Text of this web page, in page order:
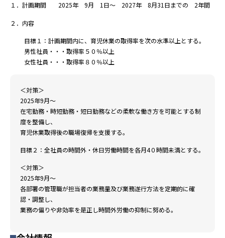
１．計画期間 2025年 9月 1日～ 2027年 8月31日までの 2年間
２．内容
目標１：計画期間内に、育児休業の取得率を次の水準以上とする。
男性社員・・・取得率５０％以上
女性社員・・・取得率８０％以上
＜対策＞
2025年9月～
在宅勤務・時短勤務・短日勤務などの柔軟な働き方を可能とする制
度を整備し、
育児休業取得後の職場復帰を支援する。
目標２：全社員の時間外・休日労働時間を各月4０時間未満とする。
＜対策＞
2025年9月～
各部署の管理職が担当者の業務量及び業務遂行方法を定期的に確
認・調整し、
業務の偏りや非効率を是正し時間外労働の抑制に努める。